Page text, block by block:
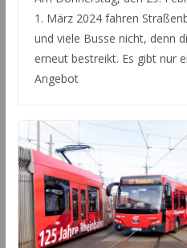
1. März 2024 fahren
und viele Busse nicht, denn
erneut bestreikt. Es gibt nur
Angebot